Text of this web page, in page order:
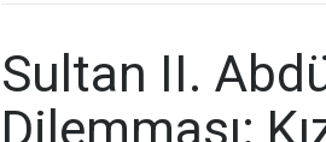
Sultan II.
Dilemması: